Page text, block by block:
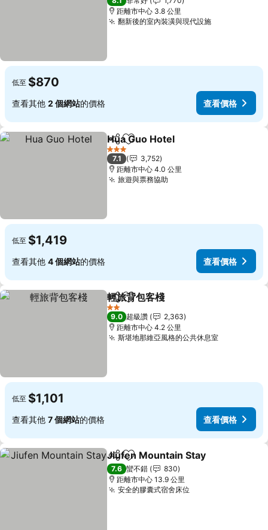
距離市中心 3.8 公里
翻新後的室內裝潢與現代設施查看價格
低至 $870
查看其他 2 個網站的價格 查看價格
分享 加入我的最愛
Hua Guo Hotel
3 星級
7.1
3,752
距離市中心 4.0 公里
旅遊與票務協助
低至 $1,419
查看其他 4 個網站的價格 查看價格
分享 加入我的最愛
輕旅背包客棧
2 星級
9.0 超級讚
2,363
距離市中心 4.2 公里
斯堪地那維亞風格的公共休息室查看價格
低至 $1,101
查看其他 7 個網站的價格 查看價格
分享 加入我的最愛
Jiufen Mountain Stay
7.6 蠻不錯
830
距離市中心 13.9 公里
安全的膠囊式宿舍床位查看價格